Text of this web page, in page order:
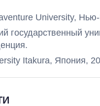
University,
государственный
Itakura, Япония,